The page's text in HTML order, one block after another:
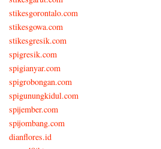
stikesgorontalo.com
stikesgowa.com
stikesgresik.com
spigresik.com
spigianyar.com
spigrobongan.com
spigunungkidul.com
spijember.com
spijombang.com
dianflores.id